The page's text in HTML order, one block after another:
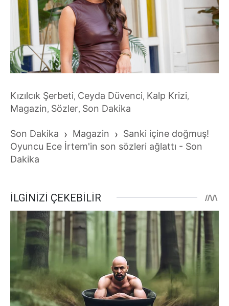
Kızılcık Şerbeti, Ceyda Düvenci, Kalp Krizi,
Magazin, Sözler, Son Dakika
Son Dakika › Magazin › Sanki içine doğmuş!
Oyuncu Ece İrtem'in son sözleri ağlattı - Son
Dakika